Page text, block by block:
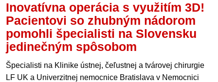
Inovatívna operácia s využitím 3D!
Pacientovi so zhubným nádorom
pomohli špecialisti na Slovensku
jedinečným spôsobom
Špecialisti na Klinike ústnej, čeľustnej a tvárovej chirurgie
LF UK a Univerzitnej nemocnice Bratislava v Nemocnici